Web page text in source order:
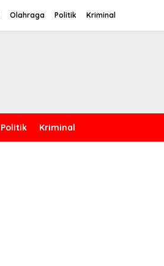
Olahraga Politik Kriminal
Politik Kriminal